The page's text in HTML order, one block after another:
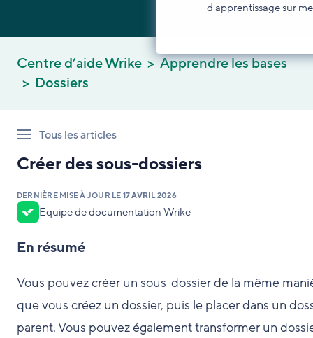
d'apprentissage sur
Centre d’aide Wrike
Apprendre les bases
Dossiers
Tous les articles
Créer des sous-dossiers
DERNIÈRE MISE À JOUR LE 17 AVRIL 2026
Équipe de documentation Wrike
En résumé
Vous pouvez créer un sous-dossier de la même
que vous créez un dossier, puis le placer dans un
parent. Vous pouvez également transformer un